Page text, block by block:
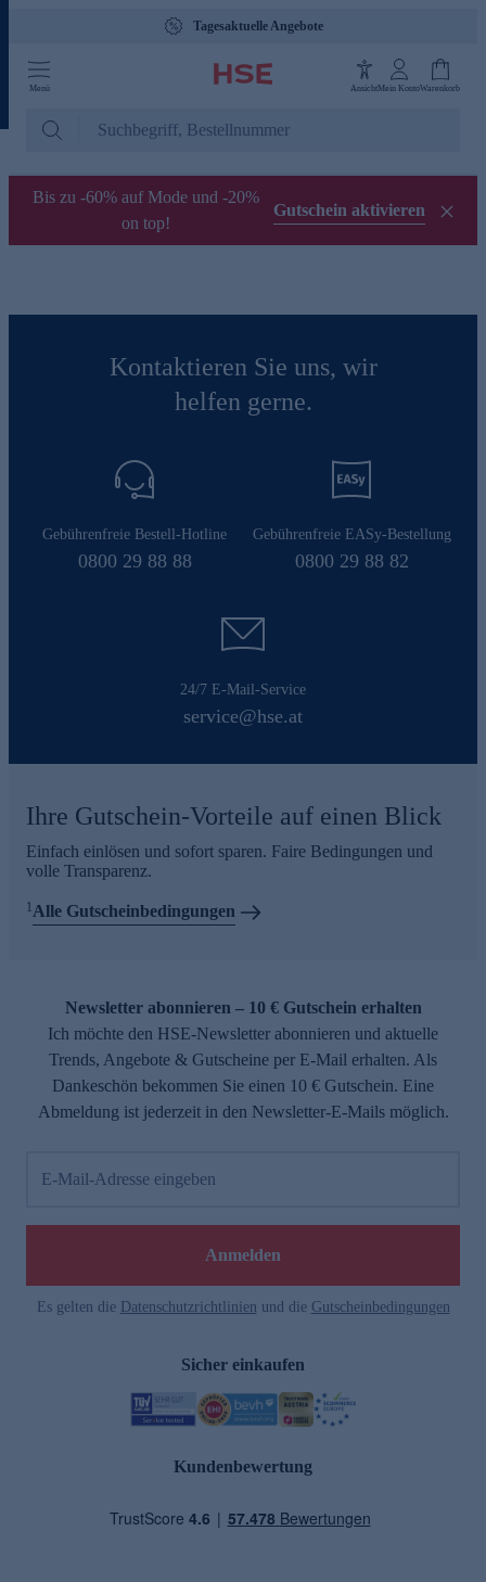
Tagesaktuelle Angebote
Menü AnsichtMein KontoWarenkorb
Bis zu -60% auf Mode und -20%
on top!
Gutschein aktivieren
Kontaktieren Sie uns, wir
helfen gerne.
Gebührenfreie Bestell-Hotline
0800 29 88 88
Gebührenfreie EASy-Bestellung
0800 29 88 82
24/7 E-Mail-Service
service@hse.at
Ihre Gutschein-Vorteile auf einen Blick
Einfach einlösen und sofort sparen. Faire Bedingungen und
volle Transparenz.
1Alle Gutscheinbedingungen
Newsletter abonnieren – 10 € Gutschein erhalten
Ich möchte den HSE-Newsletter abonnieren und aktuelle
Trends, Angebote & Gutscheine per E-Mail erhalten. Als
Dankeschön bekommen Sie einen 10 € Gutschein. Eine
Abmeldung ist jederzeit in den Newsletter-E-Mails möglich.
E-Mail-Adresse eingeben
Anmelden
Es gelten die Datenschutzrichtlinien und die Gutscheinbedingungen
Sicher einkaufen
Kundenbewertung